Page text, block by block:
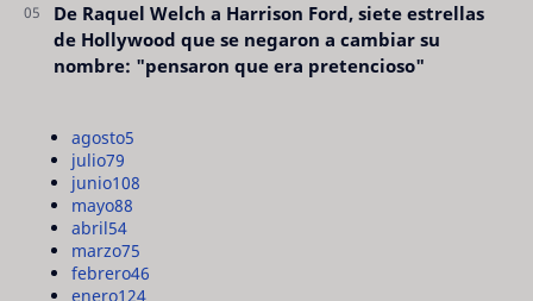
De Raquel Welch a Harrison Ford, siete estrellas
de Hollywood que se negaron a cambiar su
nombre: "pensaron que era pretencioso"
agosto5
julio79
junio108
mayo88
abril54
marzo75
febrero46
enero124